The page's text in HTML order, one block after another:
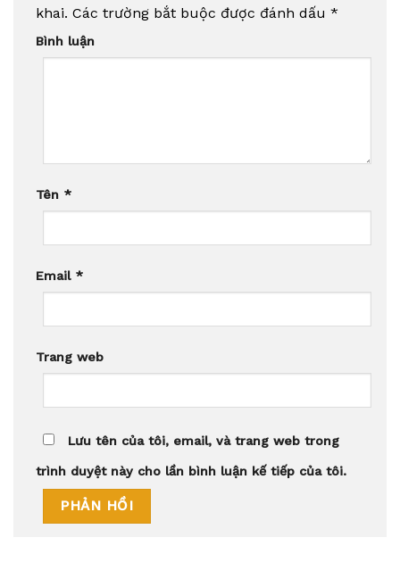
khai. Các trường bắt buộc được đánh dấu *
Bình luận
Tên *
Email *
Trang web
Lưu tên của tôi, email, và trang web trong
trình duyệt này cho lần bình luận kế tiếp của tôi.